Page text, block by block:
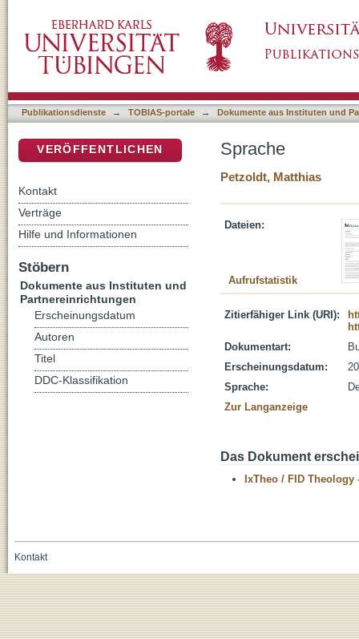
Publikationsdienste → TOBIAS-portale → Dokumente aus Instituten und
Sprache
Petzoldt, Matthias
Dateien:
Aufrufstatistik
Zitierfähiger Link (URI):
Dokumentart:
Erscheinungsdatum:
Sprache:
Zur Langanzeige
Das Dokument
IxTheo / FID Theology
VERÖFFENTLICHEN
Kontakt
Verträge
Hilfe und Informationen
Stöbern
Dokumente aus Instituten und
Partnereinrichtungen
Erscheinungsdatum
Autoren
Titel
DDC-Klassifikation
Kontakt